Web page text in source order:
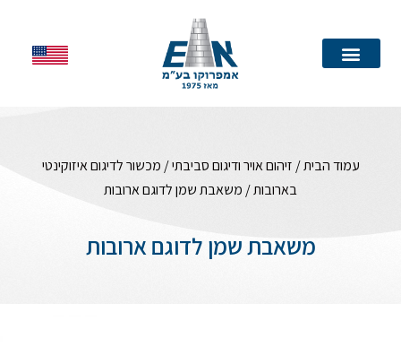
עמוד הבית/ זיהום אויר ודיגום סביבתי/ מכשור לדיגום איזוקינטי
בארובות/ משאבת שמן לדוגם ארובות
משאבת שמן לדוגם ארובות